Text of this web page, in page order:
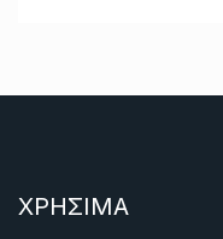
ΧΡΗΣΙΜΑ